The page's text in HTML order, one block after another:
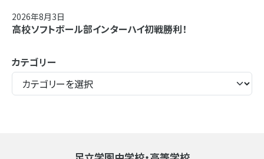
2026年8月3日
高校ソフトボール部インターハイ初戦勝利！
カテゴリー